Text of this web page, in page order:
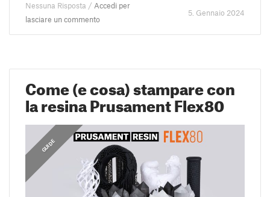
Nessuna Risposta / Accedi per
lasciare un commento
5. Gennaio 2024
Come (e cosa) stampare con
la resina Prusament Flex80
GUIDE